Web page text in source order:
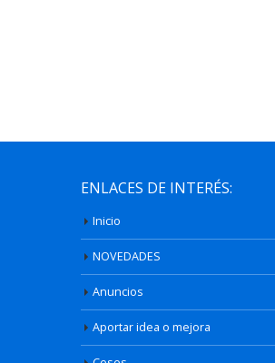
ENLACES DE INTERÉS:
Inicio
NOVEDADES
Anuncios
Aportar idea o mejora